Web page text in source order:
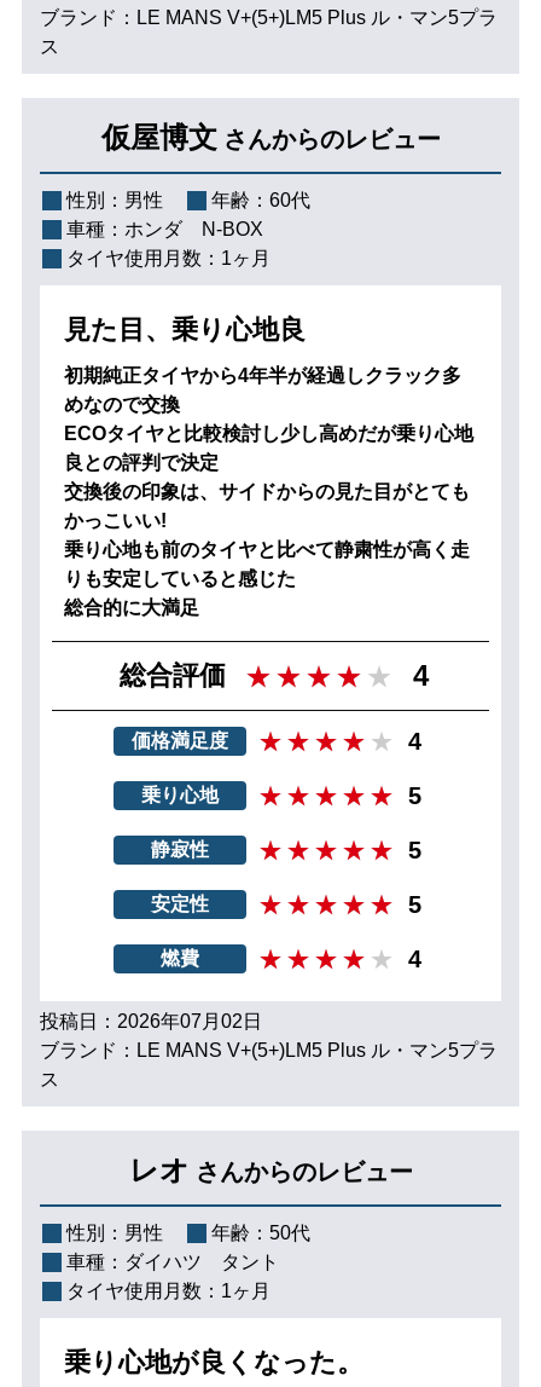
ブランド：LE MANS V+(5+)LM5 Plus ル・マン5プラ
ス
仮屋博文 さんからのレビュー
性別： 男性 年齢： 60代
車種： ホンダ N-BOX
タイヤ使用月数： 1ヶ月
見た目、乗り心地良
初期純正タイヤから4年半が経過しクラック多
めなので交換
ECOタイヤと比較検討し少し高めだが乗り心地
良との評判で決定
交換後の印象は、サイドからの見た目がとても
かっこいい!
乗り心地も前のタイヤと比べて静粛性が高く走
りも安定していると感じた
総合的に大満足
総合評価 4
価格満足度 4
乗り心地 5
静寂性 5
安定性 5
燃費 4
投稿日：2026年07月02日
ブランド：LE MANS V+(5+)LM5 Plus ル・マン5プラ
ス
レオ さんからのレビュー
性別： 男性 年齢： 50代
車種： ダイハツ タント
タイヤ使用月数： 1ヶ月
乗り心地が良くなった。